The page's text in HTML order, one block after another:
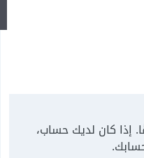
إذا كان لديك حساب،